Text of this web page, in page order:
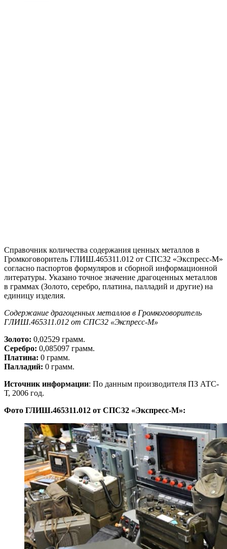
Справочник количества содержания ценных металлов в
Громкоговоритель ГЛИШ.465311.012 от СПС32 «Экспресс-М»
согласно паспортов формуляров и сборной информационной
литературы. Указано точное значение драгоценных металлов
в граммах (Золото, серебро, платина, палладий и другие) на
единицу изделия.
Содержание драгоценных металлов в Громкоговоритель
ГЛИШ.465311.012 от СПС32 «Экспресс-М»
Золото: 0,02529 грамм.
Серебро: 0,085097 грамм.
Платина: 0 грамм.
Палладий: 0 грамм.
Источник информации: По данным производителя ПЗ АТС-
Т, 2006 год.
Фото ГЛИШ.465311.012 от СПС32 «Экспресс-М»: